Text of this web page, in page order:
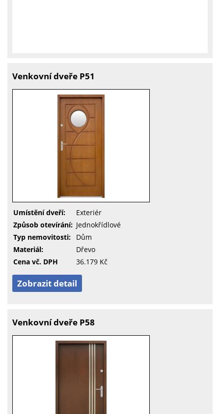
Venkovní dveře P51
Umístění dveří:
Exteriér
Způsob otevírání: Jednokřídlové
Typ nemovitosti:
Dům
Materiál:
Dřevo
Cena vč. DPH
36.179 Kč
Zobrazit detail
Venkovní dveře P58